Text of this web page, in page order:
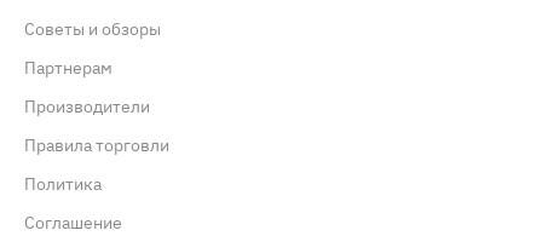
Советы и обзоры
Партнерам
Производители
Правила торговли
Политика
Cоглашение